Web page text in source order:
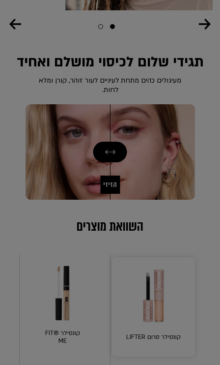
Slide 1
תגידי שלום לכיסוי מושלם ואחיד
מעיגולים כהים מתחת לעיניים לעור זוהר, קורן ומלא
לחות.
הזיזי
השוואת מוצרים
קונסילר סרום LIFTER
קונסילר ®FIT
ME